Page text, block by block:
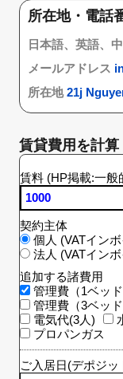
所在地・電話
日本語、英語、
メールアドレス
所在地21j
賃貸費用を計算
賃料 (HP掲載:一般
契約主体
個人 (VATイン
法人 (VATイン
追加する諸費用
管理費（1ベッド
管理費（3ベッド
電気代(3人)
プロパンガス
ご入居日(デポジ